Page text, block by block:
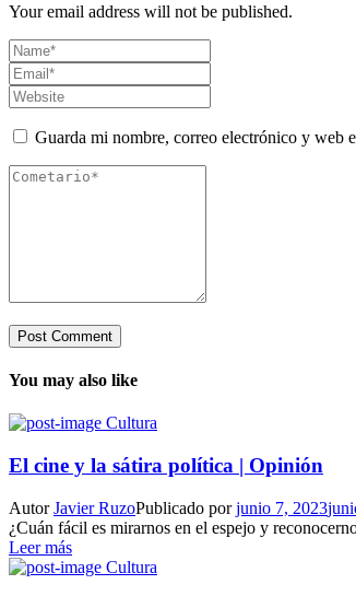
Your email address will not be published.
Guarda mi nombre, correo electrónico y web
You may also like
Cultura
El cine y la sátira política | Opinión
AutorJavier RuzoPublicado porjunio 7, 2023
¿Cuán fácil es mirarnos en el espejo y
Leer más
Cultura